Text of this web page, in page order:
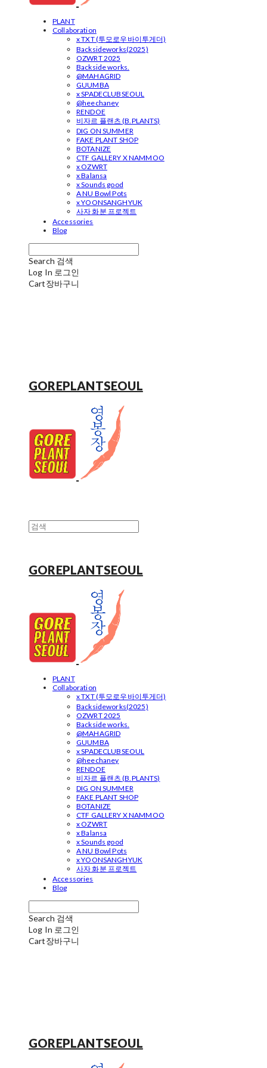
PLANT
Collaboration
x TXT (투모로우바이투게더)
Backsideworks(2025)
OZWRT 2025
Backside works.
@MAHAGRID
GUUMBA
x SPADECLUBSEOUL
@heechaney
RENDOE
비자르 플랜츠 (B.PLANTS)
DIG ON SUMMER
FAKE PLANT SHOP
BOTANIZE
CTF GALLERY X NAMMOO
x OZWRT
x Balansa
x Sounds good
A NU Bowl Pots
x YOONSANGHYUK
사자 화분 프로젝트
Accessories
Blog
Search 검색
Log In 로그인
Cart장바구니
GOREPLANTSEOUL
GOREPLANTSEOUL
PLANT
Collaboration
x TXT (투모로우바이투게더)
Backsideworks(2025)
OZWRT 2025
Backside works.
@MAHAGRID
GUUMBA
x SPADECLUBSEOUL
@heechaney
RENDOE
비자르 플랜츠 (B.PLANTS)
DIG ON SUMMER
FAKE PLANT SHOP
BOTANIZE
CTF GALLERY X NAMMOO
x OZWRT
x Balansa
x Sounds good
A NU Bowl Pots
x YOONSANGHYUK
사자 화분 프로젝트
Accessories
Blog
Search 검색
Log In 로그인
Cart장바구니
GOREPLANTSEOUL